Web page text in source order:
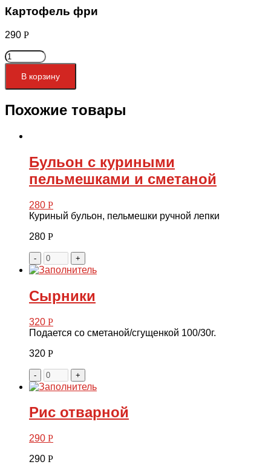
Картофель фри
290 Р
Количество
товара
Картофель
фри
В корзину
Похожие товары
Бульон с куриными
пельмешками и сметаной
280 Р
Куриный бульон, пельмешки ручной лепки
280 Р
- +
Сырники
320 Р
Подается со сметаной/сгущенкой 100/30г.
320 Р
- +
Рис отварной
290 Р
290 Р